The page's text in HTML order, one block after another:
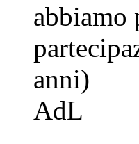
abbiamo
anni)
AdL